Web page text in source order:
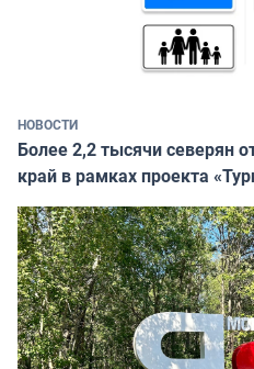
НОВОСТИ
Более 2,2 тысячи северян
край в рамках проекта